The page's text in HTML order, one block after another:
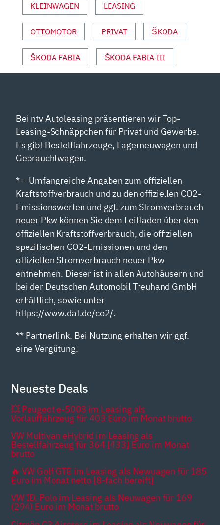
VON
YOUTUBE
ANZEIGEN
KLEINWAGEN LEASING
OTTOMOTOR PRIVAT ŠKODA
ŠKODA FABIA ŠKODA FABIA III
Bei ntv Autoleasing präsentieren wir Top-
Leasing-Schnäppchen für Privat und Gewerbe.
Es gibt Bestellfahrzeuge, Lagerneuwagen und
Gebrauchtwagen.
* = Umfangreiche Angaben zum offiziellen
Kraftstoffverbrauch und zu den offiziellen CO2-
Emissionswerten und ggf. zum Stromverbrauch
neuer Pkw können Sie dem Leitfaden über den
offiziellen Kraftstoffverbrauch, die offiziellen
spezifischen CO2-Emissionen und den
offiziellen Stromverbrauch neuer Pkw
entnehmen. Dieser ist in allen Autohäusern und
bei der Deutschen Automobil Treuhand GmbH
erhältlich, sowie unter
https://www.dat.de/co2/.
** Partnerlink. Bei Nutzung erhalten wir ggf.
eine Vergütung.
Neueste Deals
💥 Peugeot e-5008 im Leasing als
Vorlauffahrzeug für 403 Euro im Monat brutto
VW Multivan eHybrid im Leasing als
Bestellfahrzeug für 364 [433] Euro im Monat
brutto
🔥 VW Golf GTE im Leasing als Newuagen für 185
Euro im Monat netto [8-fach bereift]
VW ID. Polo im Leasing als Neuwagen für 169
(294) Euro im Monat brutto